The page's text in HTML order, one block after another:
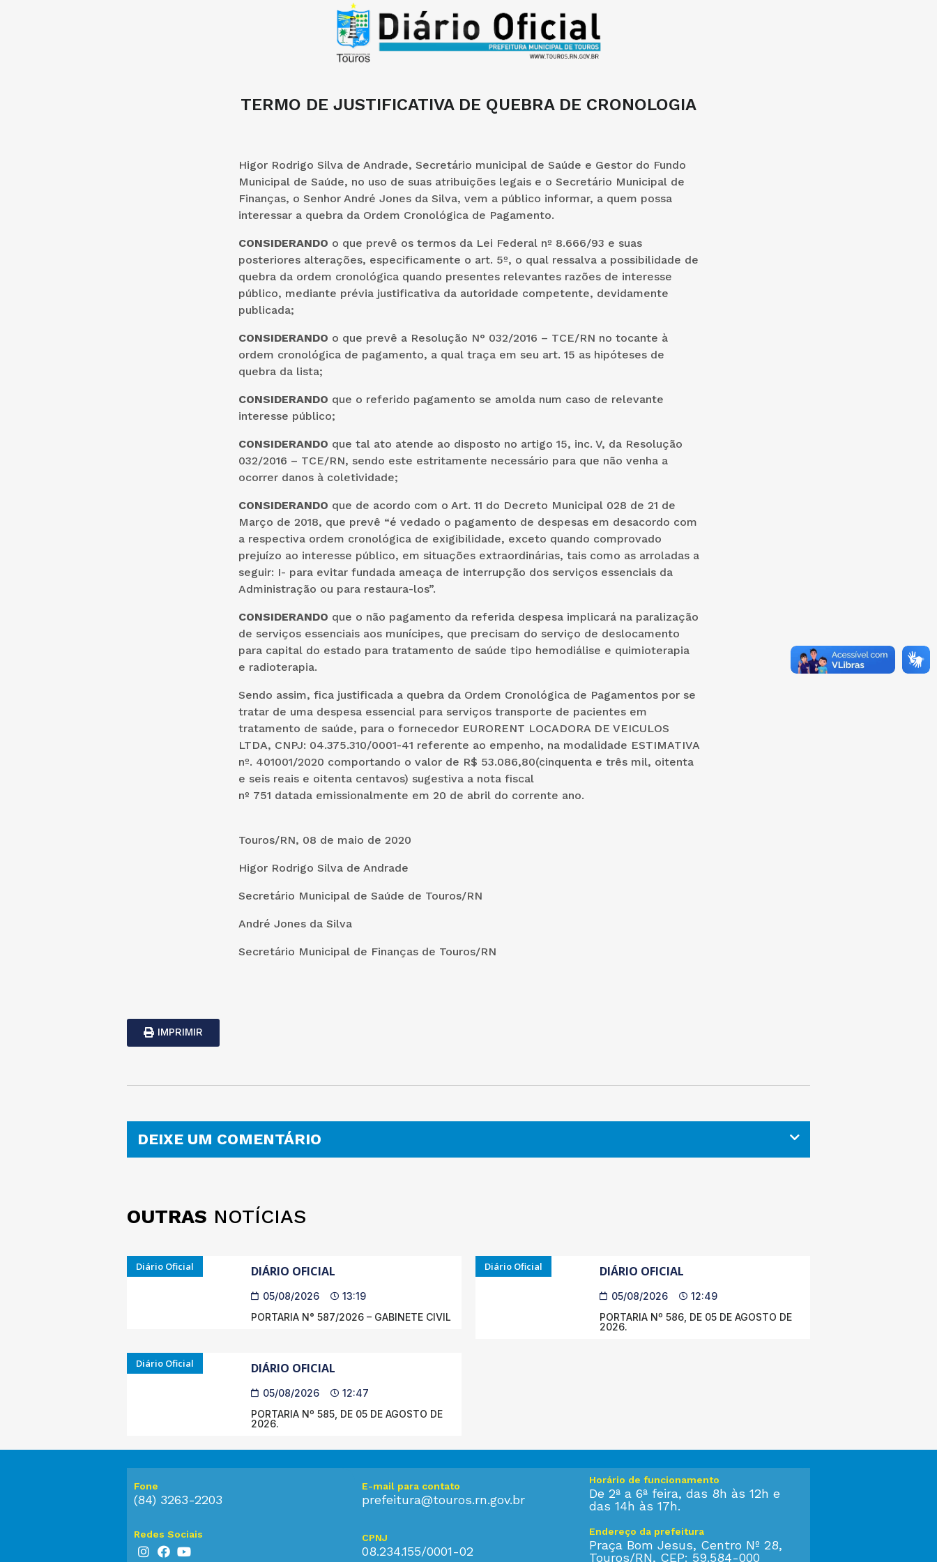
TERMO DE JUSTIFICATIVA DE QUEBRA DE CRONOLOGIA
Higor Rodrigo Silva de Andrade, Secretário municipal de Saúde e Gestor do Fundo
Municipal de Saúde, no uso de suas atribuições legais e o Secretário Municipal de
Finanças, o Senhor André Jones da Silva, vem a público informar, a quem possa
interessar a quebra da Ordem Cronológica de Pagamento.
CONSIDERANDO o que prevê os termos da Lei Federal nº 8.666/93 e suas
posteriores alterações, especificamente o art. 5º, o qual ressalva a possibilidade de
quebra da ordem cronológica quando presentes relevantes razões de interesse
público, mediante prévia justificativa da autoridade competente, devidamente
publicada;
CONSIDERANDO o que prevê a Resolução N° 032/2016 – TCE/RN no tocante à
ordem cronológica de pagamento, a qual traça em seu art. 15 as hipóteses de
quebra da lista;
CONSIDERANDO que o referido pagamento se amolda num caso de relevante
interesse público;
CONSIDERANDO que tal ato atende ao disposto no artigo 15, inc. V, da Resolução
032/2016 – TCE/RN, sendo este estritamente necessário para que não venha a
ocorrer danos à coletividade;
CONSIDERANDO que de acordo com o Art. 11 do Decreto Municipal 028 de 21 de
Março de 2018, que prevê “é vedado o pagamento de despesas em desacordo com
a respectiva ordem cronológica de exigibilidade, exceto quando comprovado
prejuízo ao interesse público, em situações extraordinárias, tais como as arroladas a
seguir: I- para evitar fundada ameaça de interrupção dos serviços essenciais da
Administração ou para restaura-los”.
CONSIDERANDO que o não pagamento da referida despesa implicará na paralização
de serviços essenciais aos munícipes, que precisam do serviço de deslocamento
para capital do estado para tratamento de saúde tipo hemodiálise e quimioterapia
e radioterapia.
Sendo assim, fica justificada a quebra da Ordem Cronológica de Pagamentos por se
tratar de uma despesa essencial para serviços transporte de pacientes em
tratamento de saúde, para o fornecedor EURORENT LOCADORA DE VEICULOS
LTDA, CNPJ: 04.375.310/0001-41 referente ao empenho, na modalidade ESTIMATIVA
nº. 401001/2020 comportando o valor de R$ 53.086,80(cinquenta e três mil, oitenta
e seis reais e oitenta centavos) sugestiva a nota fiscal
nº 751 datada emissionalmente em 20 de abril do corrente ano.
Touros/RN, 08 de maio de 2020
Higor Rodrigo Silva de Andrade
Secretário Municipal de Saúde de Touros/RN
André Jones da Silva
Secretário Municipal de Finanças de Touros/RN
IMPRIMIR
DEIXE UM COMENTÁRIO
OUTRAS NOTÍCIAS
Diário Oficial DIÁRIO OFICIAL
05/08/2026
13:19
PORTARIA N° 587/2026 – GABINETE CIVIL
Diário Oficial DIÁRIO OFICIAL
05/08/2026
12:49
PORTARIA Nº 586, DE 05 DE AGOSTO DE
2026.
Diário Oficial DIÁRIO OFICIAL
05/08/2026
12:47
PORTARIA Nº 585, DE 05 DE AGOSTO DE
2026.
Fone
(84) 3263-2203
E-mail para contato
prefeitura@touros.rn.gov.br
Horário de funcionamento
De 2ª a 6ª feira, das 8h às 12h e
das 14h às 17h.
Redes Sociais CPNJ
08.234.155/0001-02
Endereço da prefeitura
Praça Bom Jesus, Centro Nº 28,
Touros/RN, CEP: 59.584-000